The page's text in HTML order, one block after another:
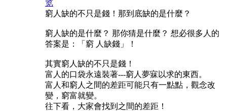
览
窮人缺的不只是錢！那到底缺的是什麼？
窮人缺的是什麼？ 那你猜是什麼？ 想必很多人的
答案是：「窮 人缺錢」！
其實窮人缺的不只是錢！
富人的口袋永遠裝著---窮人夢寐以求的東西。
富人和窮人之間的差距可能只有一點點，觀念改
變，窮富就變。
往下看，大家會找到之間的差距！